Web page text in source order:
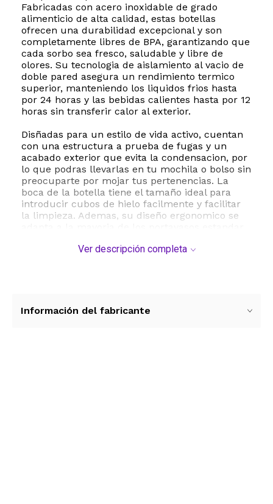
Fabricadas con acero inoxidable de grado
alimenticio de alta calidad, estas botellas
ofrecen una durabilidad excepcional y son
completamente libres de BPA, garantizando que
cada sorbo sea fresco, saludable y libre de
olores. Su tecnologia de aislamiento al vacio de
doble pared asegura un rendimiento termico
superior, manteniendo los liquidos frios hasta
por 24 horas y las bebidas calientes hasta por 12
horas sin transferir calor al exterior.
Disñadas para un estilo de vida activo, cuentan
con una estructura a prueba de fugas y un
acabado exterior que evita la condensacion, por
lo que podras llevarlas en tu mochila o bolso sin
preocuparte por mojar tus pertenencias. La
boca de la botella tiene el tamaño ideal para
introducir cubos de hielo facilmente y facilitar
la limpieza. Ademas, su diseño ergonomico se
convirtiendolas en el compañero perfecto para
MARCO DEL SERVICIO "PUERTA A PUERTA" QUE
Ver descripción completa
Información del fabricante